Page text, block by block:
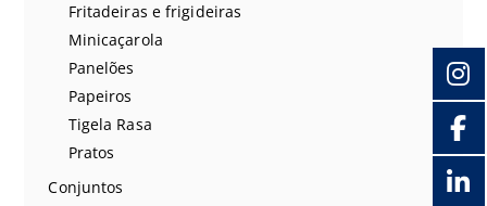
Fritadeiras e frigideiras
Minicaçarola
Panelões
Papeiros
Tigela Rasa
Pratos
Conjuntos